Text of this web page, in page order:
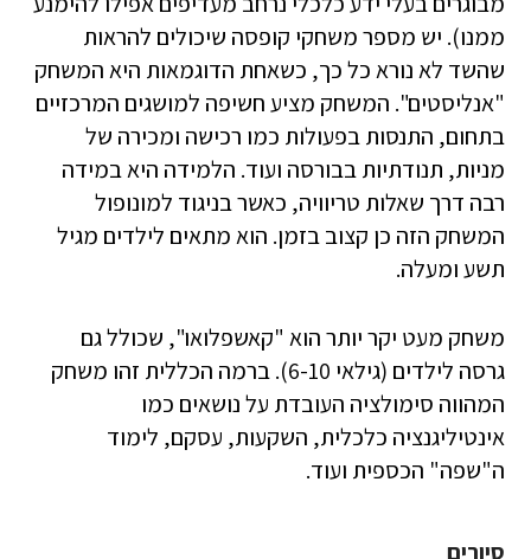
ממנו). יש מספר משחקי קופסה שיכולים להראות
שהשד לא נורא כל כך, כשאחת הדוגמאות היא המשחק
"אנליסטים". המשחק מציע חשיפה למושגים המרכזיים
בתחום, התנסות בפעולות כמו רכישה ומכירה של
מניות, תנודתיות בבורסה ועוד. הלמידה היא במידה
רבה דרך שאלות טריוויה, כאשר בניגוד למונופול
המשחק הזה כן קצוב בזמן. הוא מתאים לילדים מגיל
תשע ומעלה.
משחק מעט יקר יותר הוא "קאשפלואו", שכולל גם
גרסה לילדים (גילאי 6-10). ברמה הכללית זהו משחק
המהווה סימולציה העובדת על נושאים כמו
אינטיליגנציה כלכלית, השקעות, עסקם, לימוד
ה"שפה" הכספית ועוד.
סיורים